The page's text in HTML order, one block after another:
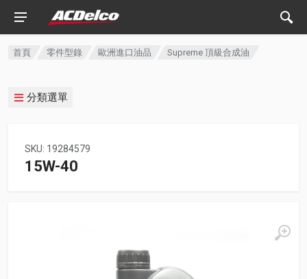
首頁 零件型錄 歐洲進口油品 Supreme 頂級合成油
分類選單
SKU: 19284579
15W-40